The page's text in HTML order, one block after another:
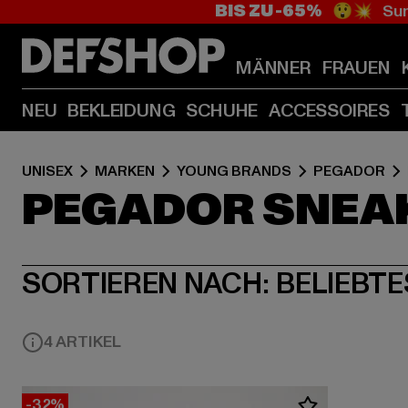
BIS ZU -65% 😲💥
MÄNNER FRAUEN
NEU BEKLEIDUNG SCHUHE ACCESSOIRES
UNISEX MARKEN YOUNG BRANDS PEGADOR
PEGADOR
SORTIEREN NACH:
4 ARTIKEL